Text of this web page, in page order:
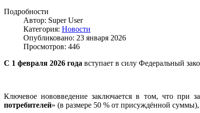
Подробности
Автор: Super User
Категория: Новости
Опубликовано: 23 января 2026
Просмотров: 446
С 1 февраля 2026 года вступает в силу Федеральный
Ключевое нововведение заключается в том, что при
потребителей» (в размере 50 % от присуждённой